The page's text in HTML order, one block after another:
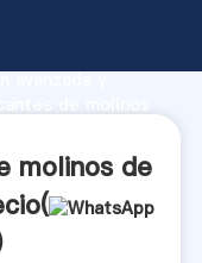
avanzada y
molinos de